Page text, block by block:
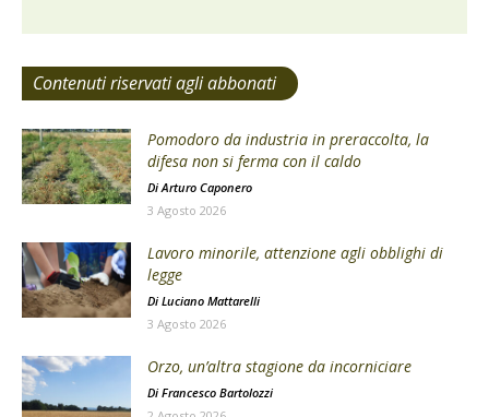
Contenuti riservati agli abbonati
Pomodoro da industria in preraccolta, la
difesa non si ferma con il caldo
DiArturo Caponero
3 Agosto 2026
Lavoro minorile, attenzione agli obblighi di
legge
Di Luciano Mattarelli
3 Agosto 2026
Orzo, un’altra stagione da incorniciare
Di Francesco Bartolozzi